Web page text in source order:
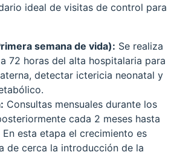
ideal de visitas de control para
semana de vida): Se realiza
72 horas del alta hospitalaria para
detectar ictericia neonatal y
Consultas mensuales durante los
cada 2 meses hasta
esta etapa el crecimiento es
de cerca la introducción de la